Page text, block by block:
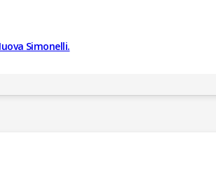
Simonelli.